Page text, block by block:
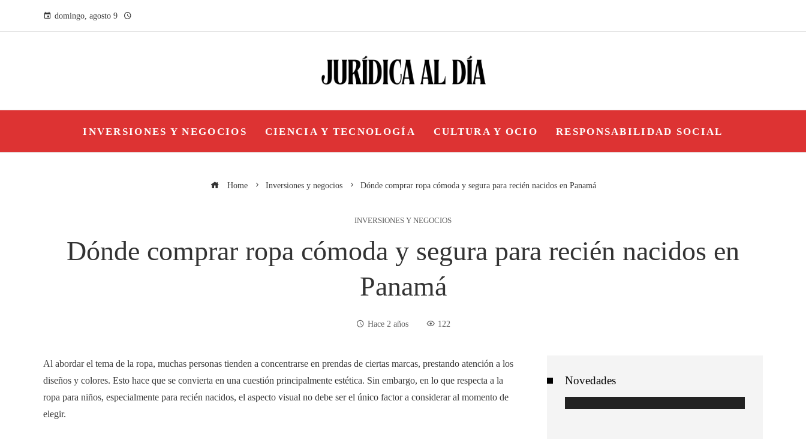
domingo, agosto 9
INVERSIONES Y NEGOCIOS CIENCIA Y TECNOLOGÍA CULTURA Y OCIO RESPONSABILIDAD SOCIAL
Home Inversiones y negocios Dónde comprar ropa cómoda y segura para recién nacidos en Panamá
INVERSIONES Y NEGOCIOS
Dónde comprar ropa cómoda y segura para recién nacidos en
Panamá
Hace 2 años 122
Al abordar el tema de la ropa, muchas personas tienden a concentrarse en prendas de ciertas marcas, prestando atención a los
diseños y colores. Esto hace que se convierta en una cuestión principalmente estética. Sin embargo, en lo que respecta a la
ropa para niños, especialmente para recién nacidos, el aspecto visual no debe ser el único factor a considerar al momento de
elegir.
Novedades